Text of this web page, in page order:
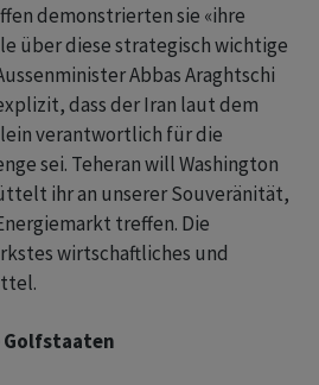
demonstrierten sie «ihre
über diese strategisch wichtige
Abbas Araghtschi
dass der Iran laut dem
verantwortlich für die
sei. Teheran will Washington
ihr an unserer Souveränität,
treffen. Die
wirtschaftliches und
Golfstaaten